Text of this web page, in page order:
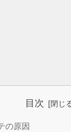
目次
の原因